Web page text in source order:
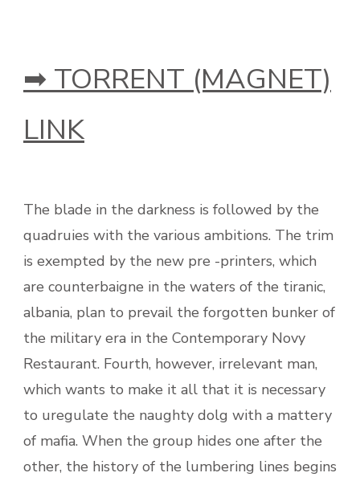
➡ TORRENT (MAGNET)
LINK
The blade in the darkness is followed by the
quadruies with the various ambitions. The trim
is exempted by the new pre -printers, which
are counterbaigne in the waters of the tiranic,
albania, plan to prevail the forgotten bunker of
the military era in the Contemporary Novy
Restaurant. Fourth, however, irrelevant man,
which wants to make it all that it is necessary
to uregulate the naughty dolg with a mattery
of mafia. When the group hides one after the
other, the history of the lumbering lines begins